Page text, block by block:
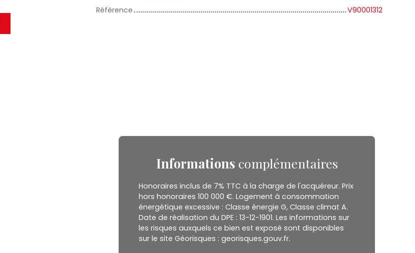
Référence
V90001312
Informations complémentaires
Honoraires inclus de 7% TTC à la charge de l'acquéreur. Prix
hors honoraires 100 000 €. Logement à consommation
énergétique excessive : Classe énergie G, Classe climat A.
Date de réalisation du DPE : 13-12-1901. Les informations sur
les risques auxquels ce bien est exposé sont disponibles
sur le site Géorisques : georisques.gouv.fr.